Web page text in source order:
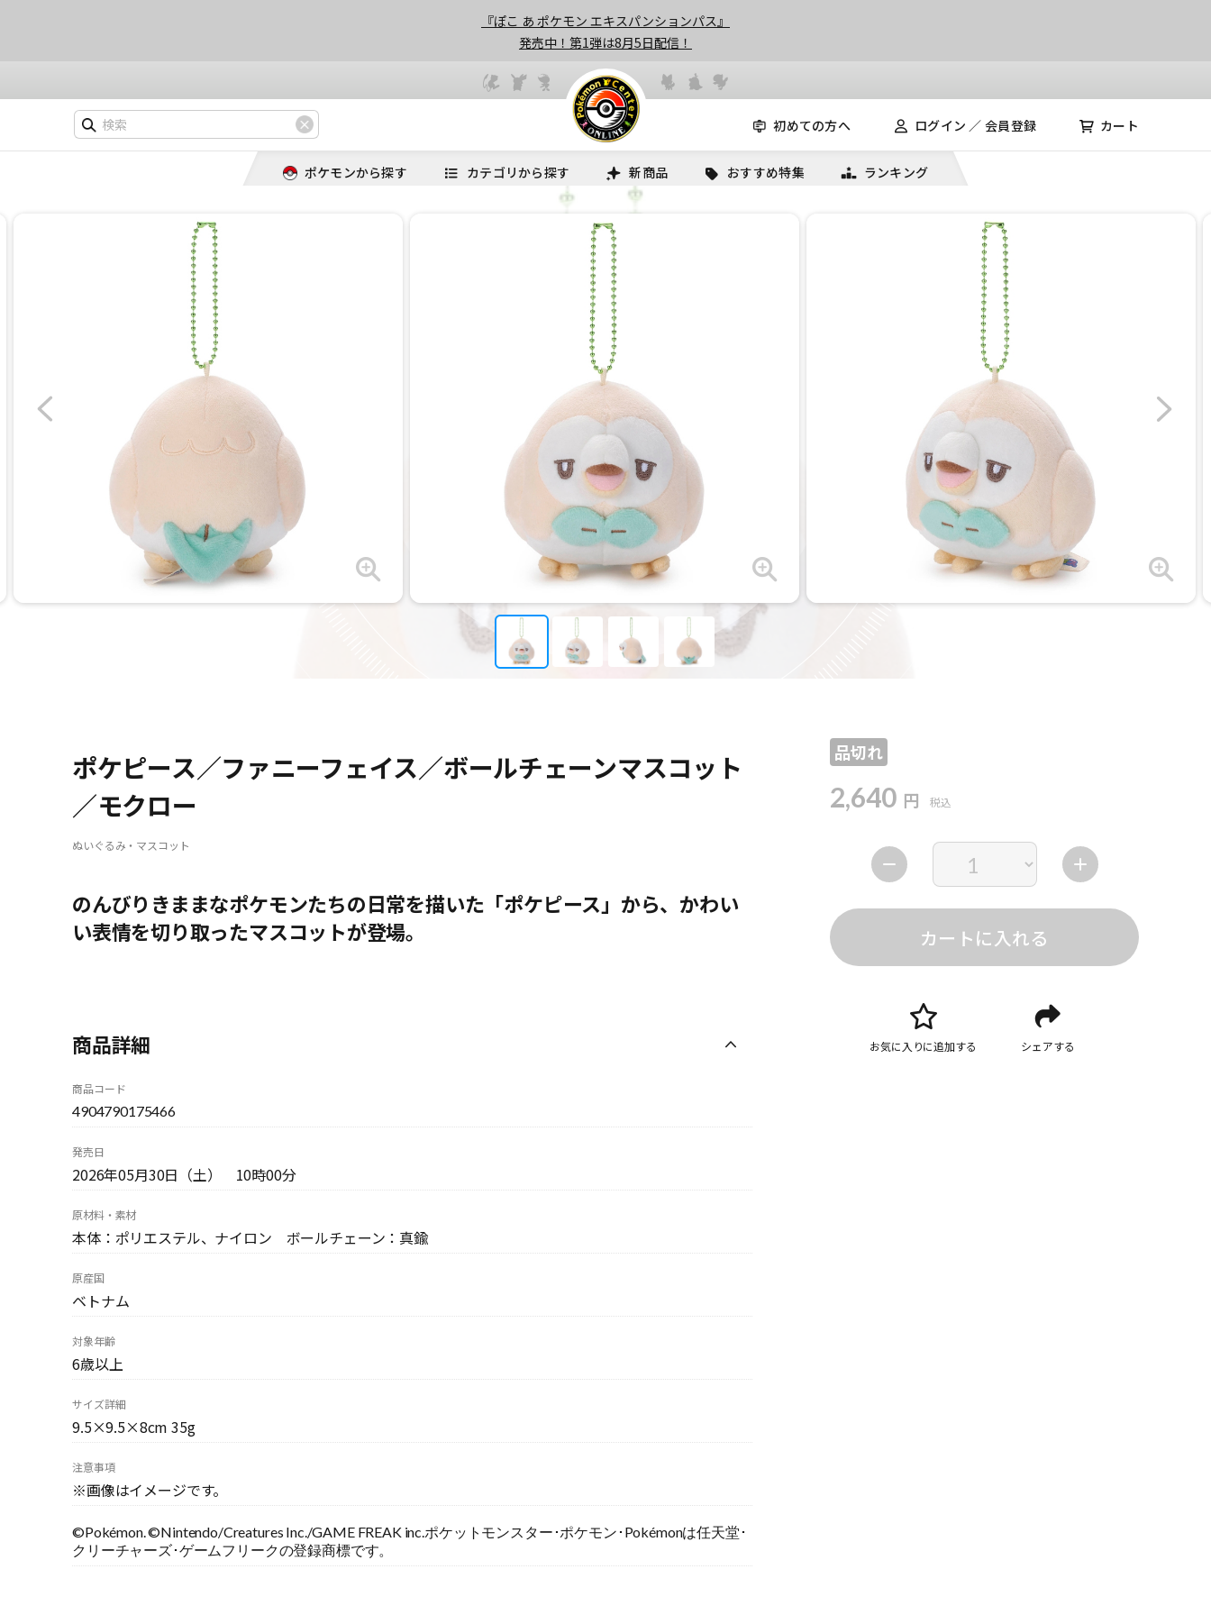
『ぽこ あ ポケモン エキスパンションパス』
発売中！第1弾は8月5日配信！
初めての方へ ログイン ／ 会員登録 カート
ポケモンから探す カテゴリから探す 新商品 おすすめ特集 ランキング
ポケピース／ファニーフェイス／ボールチェーンマスコット
／モクロー
ぬいぐるみ・マスコット
品切れ
2,640 円 税込
カートに入れる
お気に入りに追加する シェアする
のんびりきままなポケモンたちの日常を描いた「ポケピース」から、かわい
い表情を切り取ったマスコットが登場。
商品詳細
商品コード
4904790175466
発売日
2026年05月30日（土） 10時00分
原材料・素材
本体：ポリエステル、ナイロン ボールチェーン：真鍮
原産国
ベトナム
対象年齢
6歳以上
サイズ詳細
9.5×9.5×8cm 35g
注意事項
※画像はイメージです。
©Pokémon. ©Nintendo/Creatures Inc./GAME FREAK inc.ポケットモンスター･ポケモン･Pokémonは任天堂･
クリーチャーズ･ゲームフリークの登録商標です。